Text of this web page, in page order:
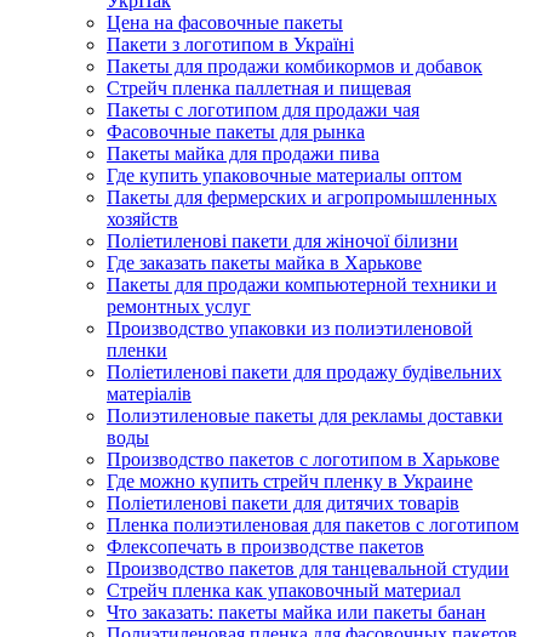
Цена на фасовочные пакеты
Пакети з логотипом в Україні
Пакеты для продажи комбикормов и добавок
Стрейч пленка паллетная и пищевая
Пакеты с логотипом для продажи чая
Фасовочные пакеты для рынка
Пакеты майка для продажи пива
Где купить упаковочные материалы оптом
Пакеты для фермерских и агропромышленных
хозяйств
Поліетиленові пакети для жіночої білизни
Где заказать пакеты майка в Харькове
Пакеты для продажи компьютерной техники и
ремонтных услуг
Производство упаковки из полиэтиленовой
пленки
Поліетиленові пакети для продажу будівельних
матеріалів
Полиэтиленовые пакеты для рекламы доставки
воды
Производство пакетов с логотипом в Харькове
Где можно купить стрейч пленку в Украине
Поліетиленові пакети для дитячих товарів
Пленка полиэтиленовая для пакетов с логотипом
Флексопечать в производстве пакетов
Производство пакетов для танцевальной студии
Стрейч пленка как упаковочный материал
Что заказать: пакеты майка или пакеты банан